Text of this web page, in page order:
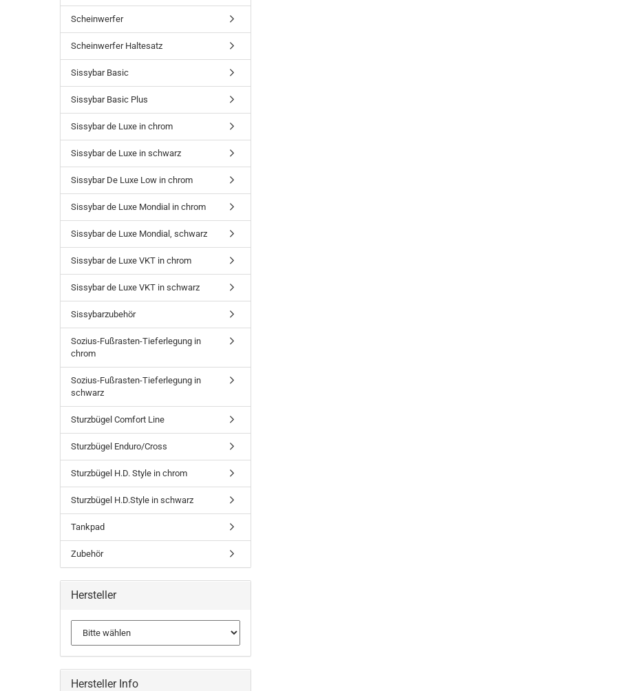
Scheinwerfer
Scheinwerfer Haltesatz
Sissybar Basic
Sissybar Basic Plus
Sissybar de Luxe in chrom
Sissybar de Luxe in schwarz
Sissybar De Luxe Low in chrom
Sissybar de Luxe Mondial in chrom
Sissybar de Luxe Mondial, schwarz
Sissybar de Luxe VKT in chrom
Sissybar de Luxe VKT in schwarz
Sissybarzubehör
Sozius-Fußrasten-Tieferlegung in
chrom
Sozius-Fußrasten-Tieferlegung in
schwarz
Sturzbügel Comfort Line
Sturzbügel Enduro/Cross
Sturzbügel H.D. Style in chrom
Sturzbügel H.D.Style in schwarz
Tankpad
Zubehör
Hersteller
Hersteller Info